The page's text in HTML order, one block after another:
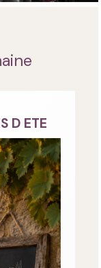
D ETE